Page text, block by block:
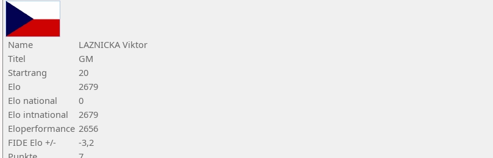
Name
LAZNICKA Viktor
Titel
GM
Startrang
20
Elo
2679
Elo national
0
Elo intnational
2679
Eloperformance 2656
FIDE Elo +/-
-3,2